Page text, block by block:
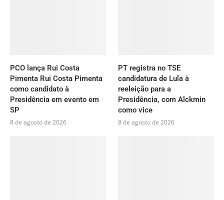
PCO lança Rui Costa
Pimenta Rui Costa Pimenta
como candidato à
Presidência em evento em
SP
8 de agosto de 2026
PT registra no TSE
candidatura de Lula à
reeleição para a
Presidência, com Alckmin
como vice
8 de agosto de 2026